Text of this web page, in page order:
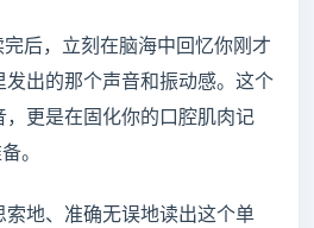
后，立刻在脑海中回忆你刚才
出的那个声音和振动感。这个
更是在固化你的口腔肌肉记
。
索地、准确无误地读出这个单